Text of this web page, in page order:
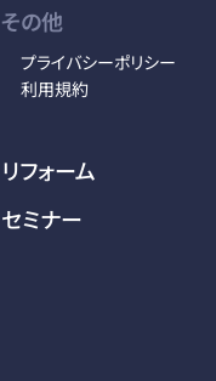
その他
プライバシーポリシー
利用規約
リフォーム
セミナー